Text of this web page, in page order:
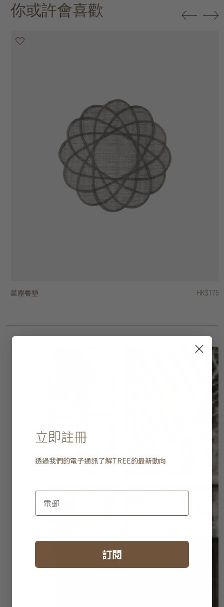
你或許會喜歡
星塵餐墊 HK$175
葉形餐墊 HK$145
藤蔓餐墊 HK$175
Hong Kong design 城市情懷印花茶巾 HK$188
Hong Kong design 城市情懷印花水杯禮品套裝 HK$280
經典洗碗巾 - 一套四條 HK$275
奢華洗碗巾 - 一套三條 HK$295
當代洗碗巾 - 一套四條 HK$245
復古戈登茶巾 HK$75
凹槽花紋水杯 HK$95
立即註冊
透過我們的電子通訊了解TREE的最新動向
訂閱